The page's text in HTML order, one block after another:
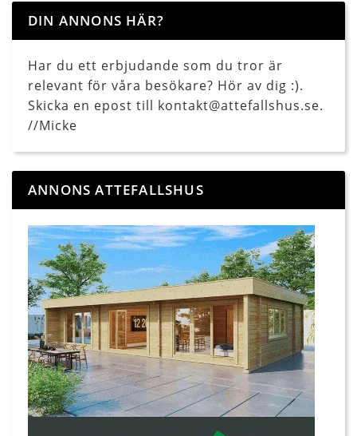
DIN ANNONS HÄR?
Har du ett erbjudande som du tror är
relevant för våra besökare? Hör av dig :).
Skicka en epost till kontakt@attefallshus.se.
//Micke
ANNONS ATTEFALLSHUS